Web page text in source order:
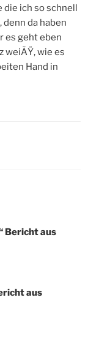
die ich so schnell
da haben
es geht eben
weiÃŸ, wie es
Hand in
Bericht aus
aus